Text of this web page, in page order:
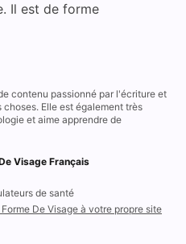
Il est de forme
contenu passionné par l'écriture et
Elle est également très
et aime apprendre de
Visage Français
de santé
De Visage à votre propre site